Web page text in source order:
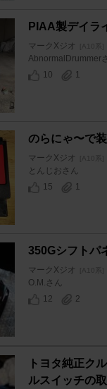
PIAA製デイラ
マークXジオ [A10系]
AbnormalDrummer
10
1
のらにゃ〜で
マークXジオ [A10系]
とんじおさん
15
1
350Gシフトパ
マークXジオ [A10系]
O.M.さん
12
2
トヨタ純正ク
ルスイッチの